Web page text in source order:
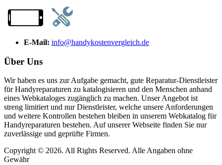
E-Mail: info@handykostenvergleich.de
Über Uns
Wir haben es uns zur Aufgabe gemacht, gute Reparatur-Dienstleister
für Handyreparaturen zu katalogisieren und den Menschen anhand
eines Webkataloges zugänglich zu machen. Unser Angebot ist
streng limitiert und nur Dienstleister, welche unsere Anforderungen
und weitere Kontrollen bestehen bleiben in unserem Webkatalog für
Handyreparaturen bestehen. Auf unserer Webseite finden Sie nur
zuverlässige und geprüfte Firmen.
Copyright © 2026. All Rights Reserved. Alle Angaben ohne
Gewähr